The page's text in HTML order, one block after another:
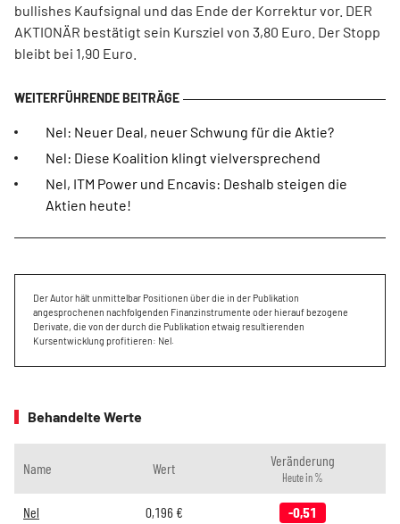
bullishes Kaufsignal und das Ende der Korrektur vor. DER
AKTIONÄR bestätigt sein Kursziel von 3,80 Euro. Der Stopp
bleibt bei 1,90 Euro.
Nel: Neuer Deal, neuer Schwung für die Aktie?
Nel: Diese Koalition klingt vielversprechend
Nel, ITM Power und Encavis: Deshalb steigen die
Aktien heute!
Der Autor hält unmittelbar Positionen über die in der Publikation
angesprochenen nachfolgenden Finanzinstrumente oder hierauf bezogene
Derivate, die von der durch die Publikation etwaig resultierenden
Kursentwicklung profitieren: Nel.
Behandelte Werte
Name Wert Veränderung
Heute in %
Nel 0,196€ -0,51